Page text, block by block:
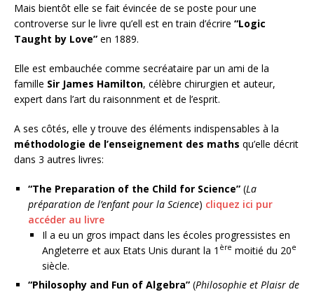
Mais bientôt elle se fait évincée de se poste pour une
controverse sur le livre qu’ell est en train d’écrire “Logic
Taught by Love” en 1889.
Elle est embauchée comme secréataire par un ami de la
famille Sir James Hamilton, célèbre chirurgien et auteur,
expert dans l’art du raisonnment et de l’esprit.
A ses côtés, elle y trouve des éléments indispensables à la
méthodologie de l’enseignement des maths qu’elle décrit
dans 3 autres livres:
“The Preparation of the Child for Science” (La
préparation de l’enfant pour la Science) cliquez ici pur
accéder au livre
Il a eu un gros impact dans les écoles progressistes en
Angleterre et aux Etats Unis durant la 1 ère moitié du 20e
siècle.
“Philosophy and Fun of Algebra” (Philosophie et Plaisr de